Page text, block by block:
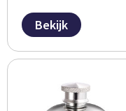
Bekijk